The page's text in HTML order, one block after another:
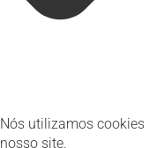
Nós utilizamos
nosso site.